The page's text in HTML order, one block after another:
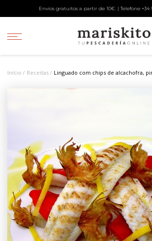
Envios gratuitos a partir de 10€. | Telefone +34
Início Receitas Linguado com chips de alcachofra,